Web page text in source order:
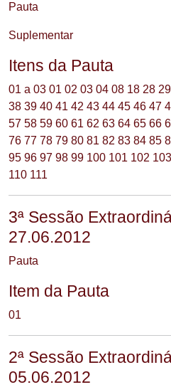
Pauta
Suplementar
Itens da Pauta
01 a 03 01 02 03 04 08 18 28 29
38 39 40 41 42 43 44 45 46 47
57 58 59 60 61 62 63 64 65 66
76 77 78 79 80 81 82 83 84 85
95 96 97 98 99 100 101 102 103
110 111
3ª Sessão
27.06.2012
Pauta
Item da Pauta
01
2ª Sessão
05.06.2012